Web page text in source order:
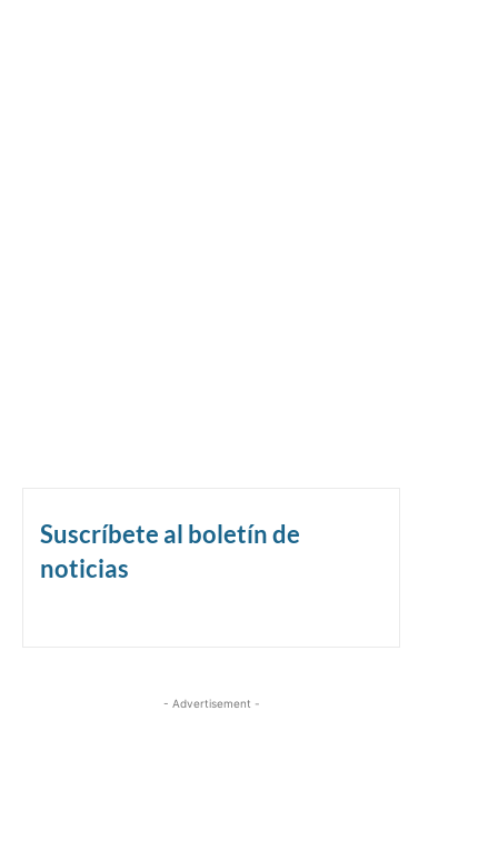
Suscríbete al boletín de
noticias
- Advertisement -